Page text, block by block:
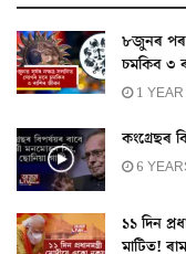
৮জুনৰ পৰা
চমকিব ৩
1 YEAR
কংগ্ৰেছৰ
6
১১ দিন
মাটিত!